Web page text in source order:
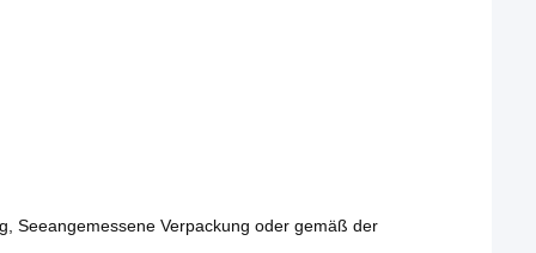
Seeangemessene Verpackung oder gemäß der